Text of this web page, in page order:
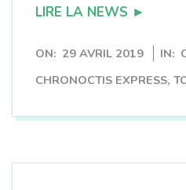
LIRE LA NEWS ►
2019-
04-
ON: 29 AVRIL 2019 IN:
CHRONOCTIS EXPRESS,